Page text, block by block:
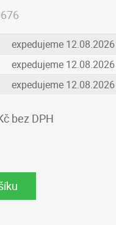
expedujeme 12.08.2026
expedujeme 12.08.2026
expedujeme 12.08.2026
bez DPH